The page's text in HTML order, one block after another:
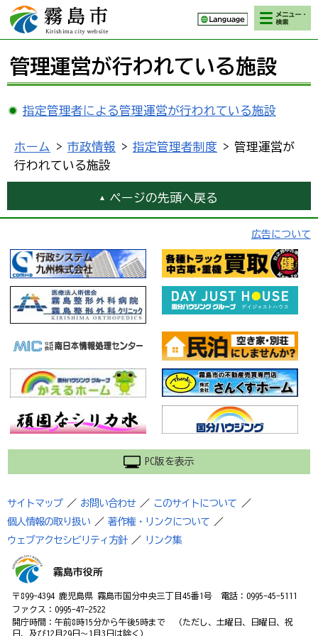
霧島市 Kirishima
city website
検索・メニ
ュー
管理運営が行われている施設
指定管理者による管理運営が行われている施設
ホーム > 市政情報 > 指定管理者制度 > 管理運営が
行われている施設
ページの先頭へ戻る
広告について
PC版を表示
サイトマップ ／ お問い合わせ ／ このサイトについて
／
個人情報の取り扱い
／ 著作権・リンクについて
／
ウェブアクセシビリティ方針
／ リンク集
霧島市役所
〒899-4394 鹿児島県 霧島市国分中央三丁目45番1号 電話：0995-45-5111
ファクス：0995-47-2522
開庁時間：午前8時15分から午後5時まで （ただし、土曜日、日曜日、祝
日、及び12月29日～1月3日は除く）